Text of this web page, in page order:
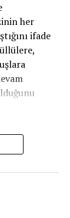
her
ifade
bugünlere